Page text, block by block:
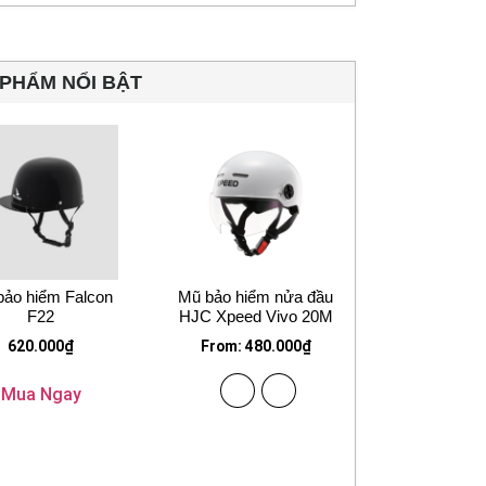
NỔI BẬT
hiểm Falcon
F22
620.000₫
Mua Ngay
Mũ bảo hiểm nửa đầu
HJC Xpeed Vivo 20M
From: 480.000₫